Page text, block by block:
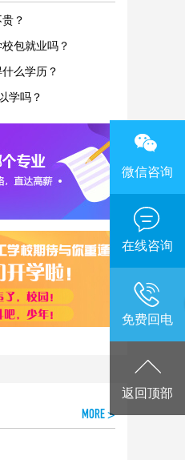
？
包就业吗？
么学历？
学吗？
MORE >
微信咨询
在线咨询
免费回电
返回顶部